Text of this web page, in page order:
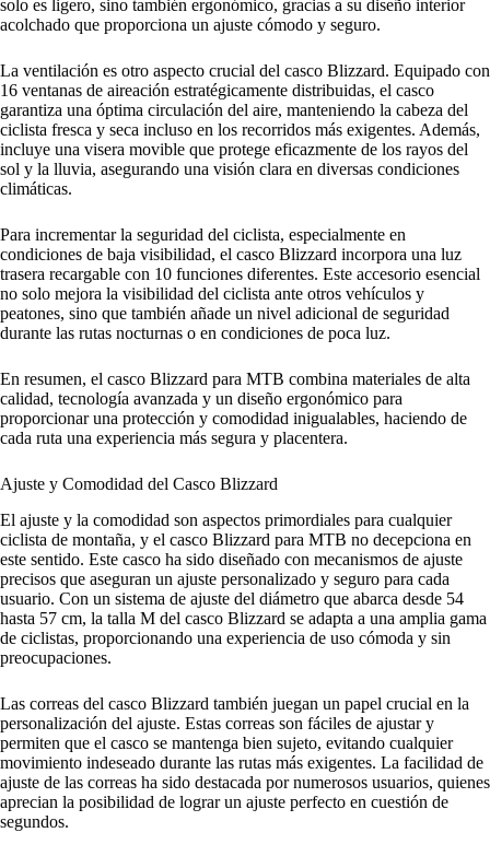
solo es ligero, sino también ergonómico, gracias a su diseño interior
acolchado que proporciona un ajuste cómodo y seguro.
La ventilación es otro aspecto crucial del casco Blizzard. Equipado con
16 ventanas de aireación estratégicamente distribuidas, el casco
garantiza una óptima circulación del aire, manteniendo la cabeza del
ciclista fresca y seca incluso en los recorridos más exigentes. Además,
incluye una visera movible que protege eficazmente de los rayos del
sol y la lluvia, asegurando una visión clara en diversas condiciones
climáticas.
Para incrementar la seguridad del ciclista, especialmente en
condiciones de baja visibilidad, el casco Blizzard incorpora una luz
trasera recargable con 10 funciones diferentes. Este accesorio esencial
no solo mejora la visibilidad del ciclista ante otros vehículos y
peatones, sino que también añade un nivel adicional de seguridad
durante las rutas nocturnas o en condiciones de poca luz.
En resumen, el casco Blizzard para MTB combina materiales de alta
calidad, tecnología avanzada y un diseño ergonómico para
proporcionar una protección y comodidad inigualables, haciendo de
cada ruta una experiencia más segura y placentera.
Ajuste y Comodidad del Casco Blizzard
El ajuste y la comodidad son aspectos primordiales para cualquier
ciclista de montaña, y el casco Blizzard para MTB no decepciona en
este sentido. Este casco ha sido diseñado con mecanismos de ajuste
precisos que aseguran un ajuste personalizado y seguro para cada
usuario. Con un sistema de ajuste del diámetro que abarca desde 54
hasta 57 cm, la talla M del casco Blizzard se adapta a una amplia gama
de ciclistas, proporcionando una experiencia de uso cómoda y sin
preocupaciones.
Las correas del casco Blizzard también juegan un papel crucial en la
personalización del ajuste. Estas correas son fáciles de ajustar y
permiten que el casco se mantenga bien sujeto, evitando cualquier
movimiento indeseado durante las rutas más exigentes. La facilidad de
ajuste de las correas ha sido destacada por numerosos usuarios, quienes
aprecian la posibilidad de lograr un ajuste perfecto en cuestión de
segundos.